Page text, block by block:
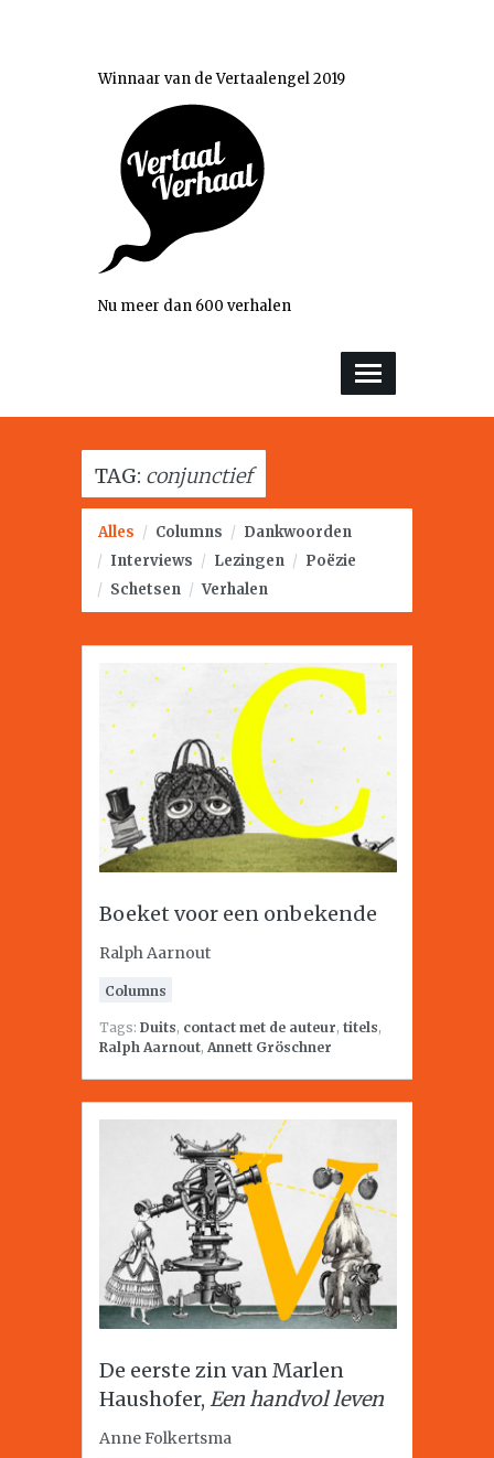
Winnaar van de Vertaalengel 2019
Nu meer dan 600 verhalen
TAG: conjunctief
Alles / Columns / Dankwoorden
/ Interviews / Lezingen / Poëzie
/ Schetsen / Verhalen
Boeket voor een onbekende
Ralph Aarnout
Columns
Tags: Duits, contact met de auteur, titels,
Ralph Aarnout, Annett Gröschner
De eerste zin van Marlen
Haushofer, Een handvol leven
Anne Folkertsma